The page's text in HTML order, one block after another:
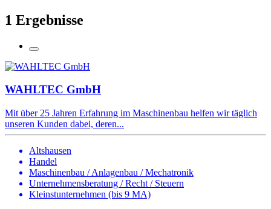
1 Ergebnisse
WAHLTEC GmbH
Mit über 25 Jahren Erfahrung im Maschinenbau helfen wir täglich
unseren Kunden dabei, deren...
Altshausen
Handel
Maschinenbau / Anlagenbau / Mechatronik
Unternehmensberatung / Recht / Steuern
Kleinstunternehmen (bis 9 MA)